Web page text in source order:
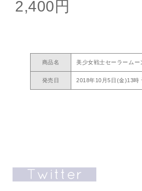
2,400円
商品名 美少女戦士セーラーム
発売日 2018年10月5日(金)13時